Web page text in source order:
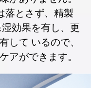
落とさず、精製
効果を有し、更
して いるので、
アができます。